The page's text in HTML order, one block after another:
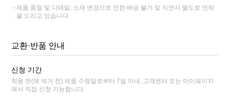
제품 품절 및 디테일, 소재 변경으로 인한 배송 불가 및 지연시 별도로 연락
을 드리고 있습니다.
교환·반품 안내
신청 기간
착용 전(택 제거 전) 제품 수령일로부터 7일 이내, 고객센터 또는 마이페이지
에서 직접 신청 가능합니다.